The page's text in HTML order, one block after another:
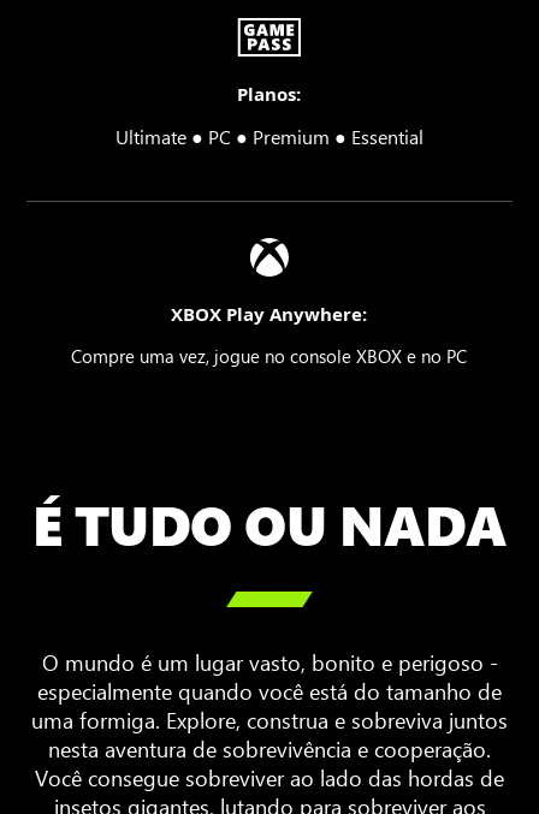
Planos:
Ultimate ● PC ● Premium ● Essential
XBOX Play Anywhere:
Compre uma vez, jogue no console XBOX e no PC
É TUDO OU NADA

O mundo é um lugar vasto, bonito e perigoso -
especialmente quando você está do tamanho de
uma formiga. Explore, construa e sobreviva juntos
nesta aventura de sobrevivência e cooperação.
Você consegue sobreviver ao lado das hordas de
insetos gigantes, lutando para sobreviver aos